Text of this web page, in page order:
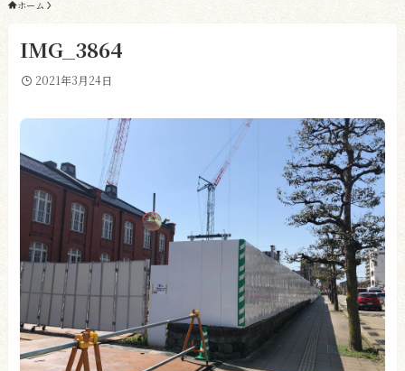
ホーム
IMG_3864
2021年3月24日